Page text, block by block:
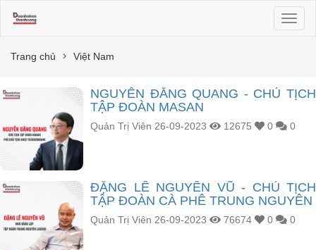
Trang chủ
Việt Nam
NGUYỄN ĐĂNG QUANG - CHỦ TỊCH
TẬP ĐOÀN MASAN
Quản Trị Viên 26-09-2023 12675 0 0
ĐẶNG LÊ NGUYÊN VŨ - CHỦ TỊCH
TẬP ĐOÀN CÀ PHÊ TRUNG NGUYÊN
Quản Trị Viên 26-09-2023 76674 0 0